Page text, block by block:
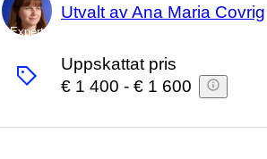
Expert
Utvalt av Ana Maria Covrig
Uppskattat pris
€ 1 400 - € 1 600